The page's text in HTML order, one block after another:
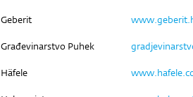
Geberit
Građevinarstvo Puhek
Häfele